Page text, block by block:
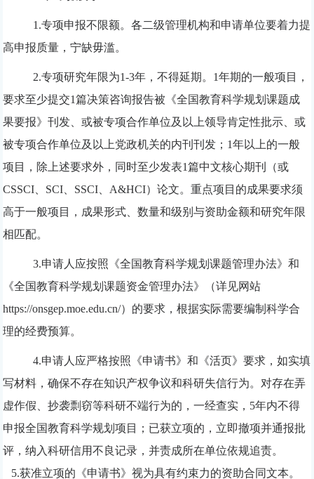
1.专项申报不限额。各二级管理机构和申请单位要着力提
高申报质量，宁缺毋滥。
2.专项研究年限为1-3年，不得延期。 1年期的一般项目，
要求至少提交1篇决策咨询报告被《全国教育科学规划课题成
果要报》刊发、或被专项合作单位及以上领导肯定性批示、或
被专项合作单位及以上党政机关的内刊刊发； 1年以上的一般
项目，除上述要求外，同时至少发表1篇中文核心期刊（或
CSSCI
SCI SSCI A&HCI）论文。重点项目的成果要求须
高于一般项目，成果形式、数量和级别与资助金额和研究年限
相匹配。
3.申请人应按照《全国教育科学规划课题管理办法》和
《全国教育科学规划课题资金管理办法》（详见网站
https://onsgep.moe.edu.cn/）的要求，根据实际需要编制科学合
理的经费预算。
4.申请人应严格按照《申请书》和《活页》要求，如实填
写材料，确保不存在知识产权争议和科研失信行为。对存在弄
虚作假、抄袭剽窃等科研不端行为的，一经查实， 5年内不得
申报全国教育科学规划项目；已获立项的，立即撤项并通报批
评，纳入科研信用不良记录，并责成所在单位依规追责。
5.获准立项的《申请书》视为具有约束力的资助合同文本。